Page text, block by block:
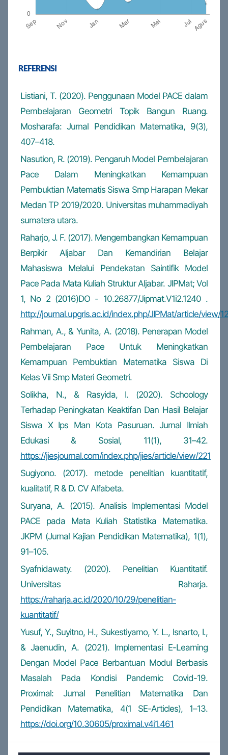
REFERENSI
Listiani, T. (2020). Penggunaan Model PACE dalam
Pembelajaran Geometri Topik Bangun Ruang.
Mosharafa: Jurnal Pendidikan Matematika, 9(3),
407–418.
Nasution, R. (2019). Pengaruh Model Pembelajaran
Pace Dalam Meningkatkan Kemampuan
Pembuktian Matematis Siswa Smp Harapan Mekar
Medan TP 2019/2020. Universitas muhammadiyah
sumatera utara.
Raharjo, J. F. (2017). Mengembangkan Kemampuan
Berpikir Aljabar Dan Kemandirian Belajar
Mahasiswa Melalui Pendekatan Saintifik Model
Pace Pada Mata Kuliah Struktur Aljabar. JIPMat; Vol
1, No 2 (2016)DO - 10.26877/Jipmat.V1i2.1240 .
http://journal.upgris.ac.id/index.php/JIPMat/article/view/
Rahman, A., & Yunita, A. (2018). Penerapan Model
Pembelajaran Pace Untuk Meningkatkan
Kemampuan Pembuktian Matematika Siswa Di
Kelas Vii Smp Materi Geometri.
Solikha, N., & Rasyida, I. (2020). Schoology
Terhadap Peningkatan Keaktifan Dan Hasil Belajar
Siswa X Ips Man Kota Pasuruan. Jurnal Ilmiah
Edukasi & Sosial, 11(1), 31–42.
https://jiesjournal.com/index.php/jies/article/view/221
Sugiyono. (2017). metode penelitian kuantitatif,
kualitatif, R & D. CV Alfabeta.
Suryana, A. (2015). Analisis Implementasi Model
PACE pada Mata Kuliah Statistika Matematika.
JKPM (Jurnal Kajian Pendidikan Matematika), 1(1),
91–105.
Syafnidawaty. (2020). Penelitian Kuantitatif.
Universitas Raharja.
https://raharja.ac.id/2020/10/29/penelitian-
kuantitatif/
Yusuf, Y., Suyitno, H., Sukestiyarno, Y. L., Isnarto, I.,
& Jaenudin, A. (2021). Implementasi E-Learning
Dengan Model Pace Berbantuan Modul Berbasis
Masalah Pada Kondisi Pandemic Covid-19.
Proximal: Jurnal Penelitian Matematika Dan
Pendidikan Matematika, 4(1 SE-Articles), 1–13.
https://doi.org/10.30605/proximal.v4i1.461